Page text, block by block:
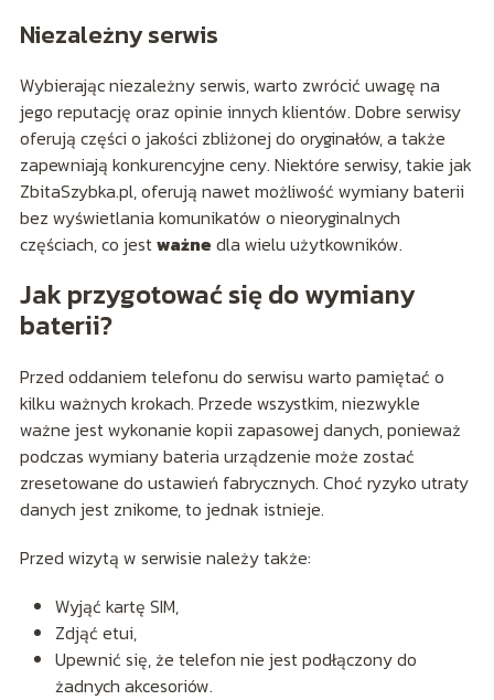
Niezależny serwis
Wybierając niezależny serwis, warto zwrócić uwagę na
jego reputację oraz opinie innych klientów. Dobre serwisy
oferują części o jakości zbliżonej do oryginałów, a także
zapewniają konkurencyjne ceny. Niektóre serwisy, takie jak
ZbitaSzybka.pl, oferują nawet możliwość wymiany baterii
bez wyświetlania komunikatów o nieoryginalnych
częściach, co jestważne dla wielu użytkowników.
Jak przygotować się do wymiany
baterii?
Przed oddaniem telefonu do serwisu warto pamiętać o
kilku ważnych krokach. Przede wszystkim, niezwykle
ważne jest wykonanie kopii zapasowej danych, ponieważ
podczas wymiany bateria urządzenie może zostać
zresetowane do ustawień fabrycznych. Choć ryzyko utraty
danych jest znikome, to jednak istnieje.
Przed wizytą w serwisie należy także:
Wyjąć kartę SIM,
Zdjąć etui,
Upewnić się, że telefon nie jest podłączony do
żadnych akcesoriów.